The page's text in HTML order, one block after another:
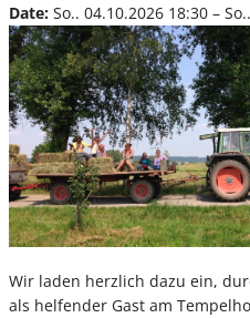
Date: So.. 04.10.2026 18:30 –
Wir laden herzlich dazu ein,
als helfender Gast am